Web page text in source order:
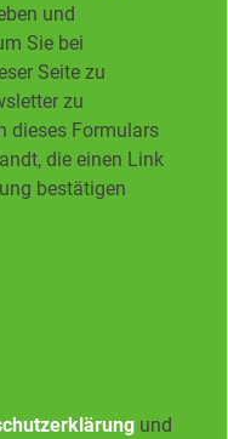
und
Sie bei
Seite zu
zu
dieses Formulars
die einen Link
bestätigen
und